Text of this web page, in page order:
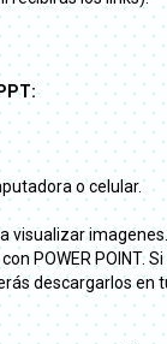
o celular.
visualizar
POWER POINT.
descargarlos en